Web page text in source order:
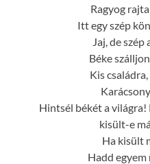
Ragyog
Itt egy szép
Jaj, de szép
Béke
Kis
Hintsél békét a világra!
kisült-e
Ha kisült
Hadd egyem